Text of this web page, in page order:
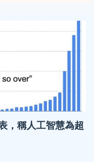
，稱人工智慧為超